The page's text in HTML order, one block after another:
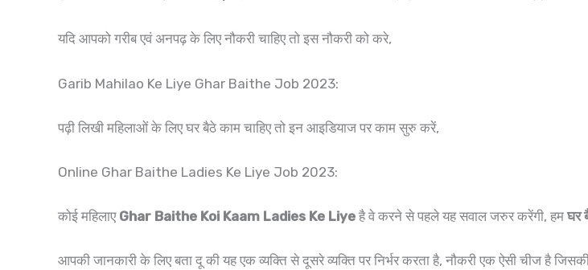
यदि आपको गरीब एवं अनपढ़ के लिए नौकरी चाहिए तो इस नौकरी को करे,
Garib Mahilao Ke Liye Ghar Baithe Job 2023:
पढ़ी लिखी महिलाओं के लिए घर बैठे काम चाहिए तो इन आइडियाज पर काम सुरु करें,
Online Ghar Baithe Ladies Ke Liye Job 2023:
कोई महिलाए Ghar Baithe Koi Kaam Ladies Ke Liye है वे करने से पहले यह सवाल जरुर करेंगी, हम घर
आपकी जानकारी के लिए बता दू की यह एक व्यक्ति से दूसरे व्यक्ति पर निर्भर करता है, नौकरी एक ऐसी चीज है जिसकी